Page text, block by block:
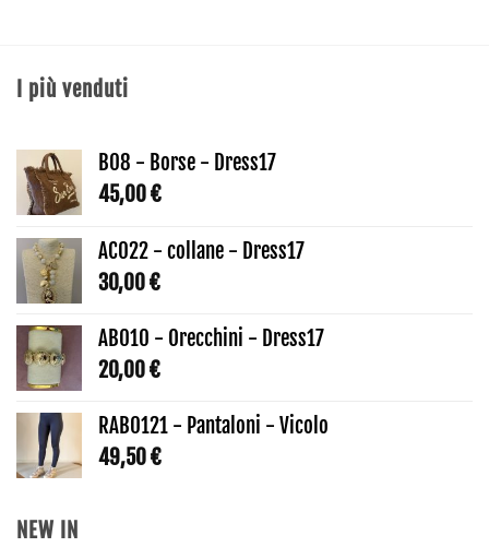
I più venduti
B08 - Borse - Dress17
45,00€
AC022 - collane - Dress17
30,00€
AB010 - Orecchini - Dress17
20,00€
RAB0121 - Pantaloni - Vicolo
49,50€
NEW IN